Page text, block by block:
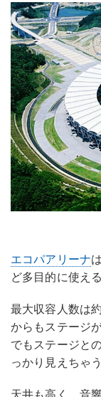
エコパアリーナ
ど多目的に使え
最大収容人数は
からもステージ
でもステージと
っかり見えちゃ